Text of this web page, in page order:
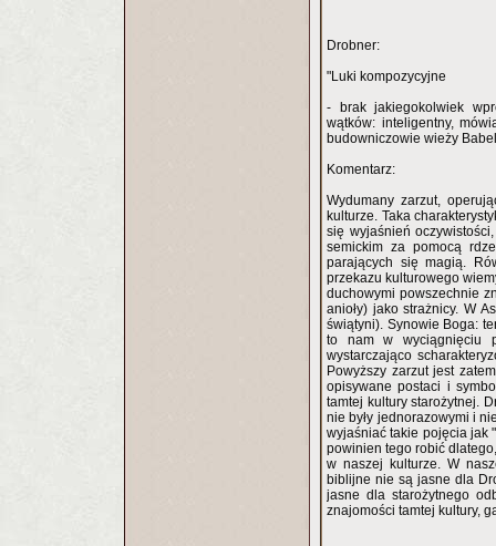
Drobner:
"Luki kompozycyjne
- brak jakiegokolwiek
wątków: inteligentny,
budowniczowie wieży
Komentarz:
Wydumany zarzut,
kulturze. Taka
się wyjaśnień
semickim za pomocą
parających się magią.
przekazu kulturowego
duchowymi powszechnie
anioły) jako strażnicy. W
świątyni). Synowie Boga:
to nam w wyciągnięciu
wystarczająco
Powyższy zarzut jest
opisywane postaci i
tamtej kultury starożytnej.
nie były jednorazowymi i
wyjaśniać takie pojęcia jak
powinien tego robić
w naszej kulturze. W
biblijne nie są jasne dla
jasne dla starożytnego
znajomości tamtej kultury,